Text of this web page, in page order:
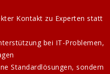
Kontakt zu Experten statt
bei IT-Problemen,
Standardlösungen, sondern